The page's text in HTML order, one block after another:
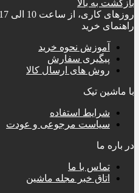
بازگشت به بالا
روزهای کاری، از ساعت 10 الی 17 پاسخگوی شما هستیم.
راهنمای خرید
آموزش نحوه خرید
پیگیری سفارش
روش های ارسال کالا
با ماشین تیک
شرایط استفاده
سیاست مرجوعی و عودت
در باره ما
تماس با ما
اتاق خبر مجله ماشین